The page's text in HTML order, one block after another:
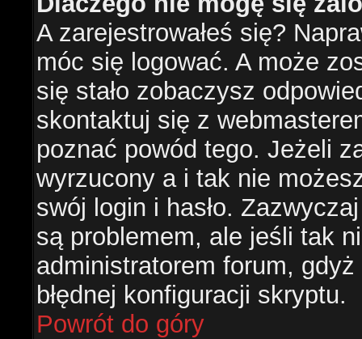
A zarejestrowałeś się?
móc się logować. A może
się stało zobaczysz
skontaktuj się z
poznać powód tego. Jeżeli
wyrzucony a i tak nie
swój login i hasło.
są problemem, ale jeśli tak
administratorem forum,
błędnej konfiguracji skryptu.
Powrót do góry